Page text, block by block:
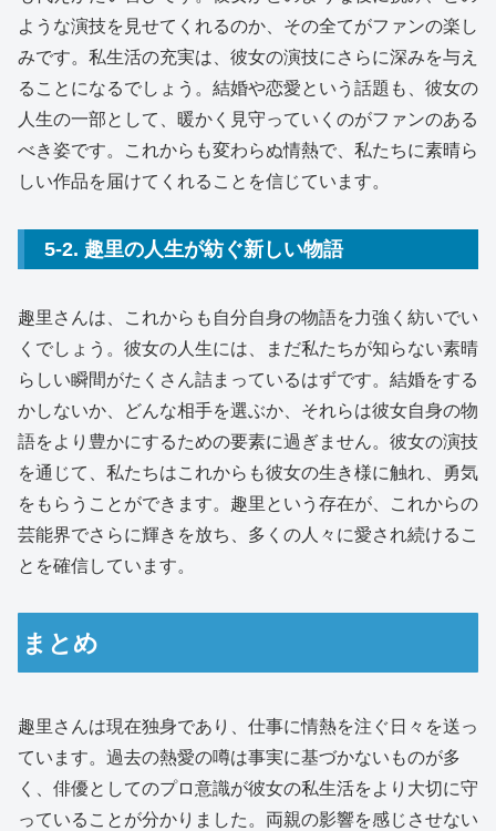
ような演技を見せてくれるのか、その全てがファンの楽し
みです。私生活の充実は、彼女の演技にさらに深みを与え
ることになるでしょう。結婚や恋愛という話題も、彼女の
人生の一部として、暖かく見守っていくのがファンのある
べき姿です。これからも変わらぬ情熱で、私たちに素晴ら
しい作品を届けてくれることを信じています。
5-2. 趣里の人生が紡ぐ新しい物語
趣里さんは、これからも自分自身の物語を力強く紡いでい
くでしょう。彼女の人生には、まだ私たちが知らない素晴
らしい瞬間がたくさん詰まっているはずです。結婚をする
かしないか、どんな相手を選ぶか、それらは彼女自身の物
語をより豊かにするための要素に過ぎません。彼女の演技
を通じて、私たちはこれからも彼女の生き様に触れ、勇気
をもらうことができます。趣里という存在が、これからの
芸能界でさらに輝きを放ち、多くの人々に愛され続けるこ
とを確信しています。
まとめ
趣里さんは現在独身であり、仕事に情熱を注ぐ日々を送っ
ています。過去の熱愛の噂は事実に基づかないものが多
く、俳優としてのプロ意識が彼女の私生活をより大切に守
っていることが分かりました。両親の影響を感じさせない